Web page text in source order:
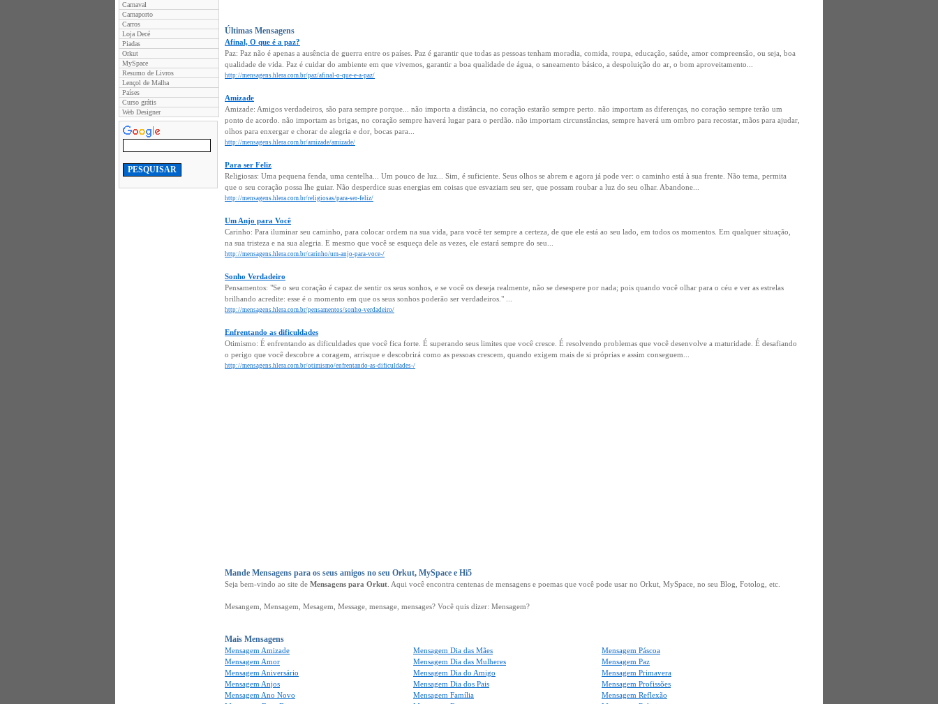
Carnaval
Carnaporto
Carros
Loja Decé
Piadas
Orkut
MySpace
Resumo de Livros
Lençol de Malha
Países
Curso grátis
Web Designer
Últimas Mensagens
Afinal, O que é a paz?
Paz: Paz não é apenas a ausência de guerra entre os países. Paz é garantir que todas as pessoas tenham moradia, comida, roupa, educação, saúde, amor compreensão, ou seja, boa
qualidade de vida. Paz é cuidar do ambiente em que vivemos, garantir a boa qualidade de água, o saneamento básico, a despoluição do ar, o bom aproveitamento...
http://mensagens.hlera.com.br/paz/afinal-o-que-e-a-paz/
Amizade
Amizade: Amigos verdadeiros, são para sempre porque... não importa a distância, no coração estarão sempre perto. não importam as diferenças, no coração sempre terão um
ponto de acordo. não importam as brigas, no coração sempre haverá lugar para o perdão. não importam circunstâncias, sempre haverá um ombro para recostar, mãos para ajudar,
olhos para enxergar e chorar de alegria e dor, bocas para...
http://mensagens.hlera.com.br/amizade/amizade/
Para ser Feliz
Religiosas: Uma pequena fenda, uma centelha... Um pouco de luz... Sim, é suficiente. Seus olhos se abrem e agora já pode ver: o caminho está à sua frente. Não tema, permita
que o seu coração possa lhe guiar. Não desperdice suas energias em coisas que esvaziam seu ser, que possam roubar a luz do seu olhar. Abandone...
http://mensagens.hlera.com.br/religiosas/para-ser-feliz/
Um Anjo para Você
Carinho: Para iluminar seu caminho, para colocar ordem na sua vida, para você ter sempre a certeza, de que ele está ao seu lado, em todos os momentos. Em qualquer situação,
na sua tristeza e na sua alegria. E mesmo que você se esqueça dele as vezes, ele estará sempre do seu...
http://mensagens.hlera.com.br/carinho/um-anjo-para-voce-/
Sonho Verdadeiro
Pensamentos: "Se o seu coração é capaz de sentir os seus sonhos, e se você os deseja realmente, não se desespere por nada; pois quando você olhar para o céu e ver as estrelas
brilhando acredite: esse é o momento em que os seus sonhos poderão ser verdadeiros." ...
http://mensagens.hlera.com.br/pensamentos/sonho-verdadeiro/
Enfrentando as dificuldades
Otimismo: É enfrentando as dificuldades que você fica forte. É superando seus limites que você cresce. É resolvendo problemas que você desenvolve a maturidade. É desafiando
o perigo que você descobre a coragem, arrisque e descobrirá como as pessoas crescem, quando exigem mais de si próprias e assim conseguem...
http://mensagens.hlera.com.br/otimismo/enfrentando-as-dificuldades-/
Mande Mensagens para os seus amigos no seu Orkut, MySpace e Hi5
Seja bem-vindo ao site de Mensagens para Orkut . Aqui você encontra centenas de mensagens e poemas que você pode usar no Orkut, MySpace, no seu Blog, Fotolog, etc.
Mesangem, Mensagem, Mesagem, Message, mensage, mensages? Você quis dizer: Mensagem?
Mais Mensagens
Mensagem Amizade
Mensagem Amor
Mensagem Aniversário
Mensagem Anjos
Mensagem Ano Novo
Mensagem Dia das Mães
Mensagem Dia das Mulheres
Mensagem Dia do Amigo
Mensagem Dia dos Pais
Mensagem Família
Mensagem Páscoa
Mensagem Paz
Mensagem Primavera
Mensagem Profissões
Mensagem Reflexão